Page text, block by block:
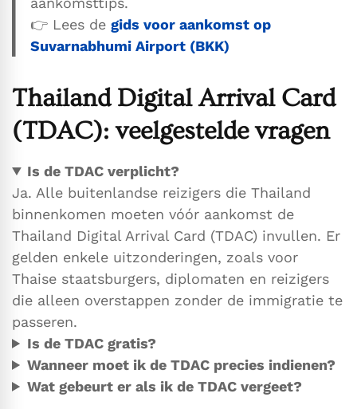
👉 Lees de gids voor aankomst op
Suvarnabhumi Airport (BKK)
Thailand Digital Arrival Card
(TDAC): veelgestelde vragen
Is de TDAC verplicht?
Ja. Alle buitenlandse reizigers die Thailand
binnenkomen moeten vóór aankomst de
Thailand Digital Arrival Card (TDAC) invullen. Er
gelden enkele uitzonderingen, zoals voor
Thaise staatsburgers, diplomaten en reizigers
die alleen overstappen zonder de immigratie te
passeren.
Is de TDAC gratis?
Wanneer moet ik de TDAC precies indienen?
Wat gebeurt er als ik de TDAC vergeet?